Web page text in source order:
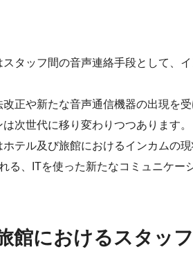
タッフ間の音声連絡手段として、
正や新たな音声通信機器の出現を
次世代に移り変わりつつあります。
テル及び旅館におけるインカムの
れる、ITを使った新たなコミュニケー
館におけるスタッ